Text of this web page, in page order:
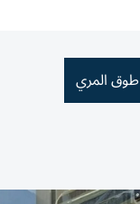
طوق المري